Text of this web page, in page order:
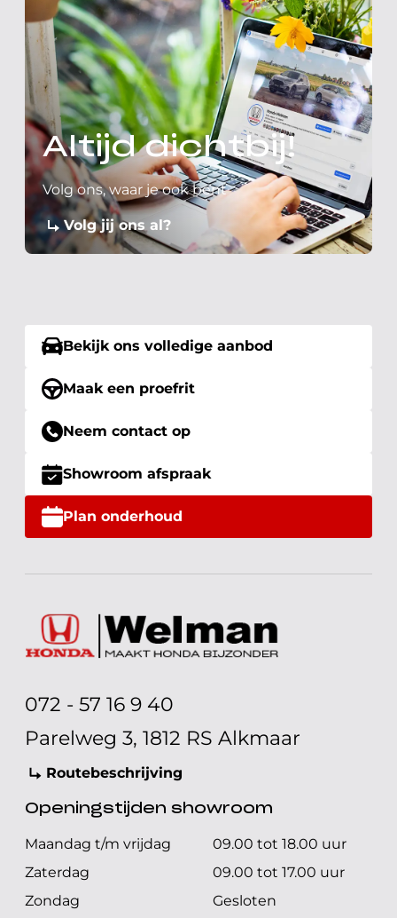
Altijd dichtbij!
Volg ons, waar je ook bent
Volg jij ons al?
Bekijk ons volledige aanbod
Maak een proefrit
Neem contact op
Showroom afspraak
Plan onderhoud
072 - 57 16 9 40
Parelweg 3, 1812 RS Alkmaar
Routebeschrijving
Openingstijden showroom
Maandag t/m vrijdag
09.00 tot 18.00 uur
Zaterdag
09.00 tot 17.00 uur
Zondag
Gesloten